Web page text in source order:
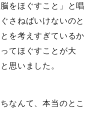
をほぐすこと」と唱
さねばいけないのと
を考えすぎているか
てほぐすことが大
思いました。
なんて、本当のとこ